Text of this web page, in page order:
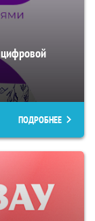
цифровой
ПОДРОБНЕЕ